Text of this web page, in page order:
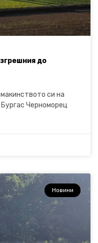
до
си на
Черноморец
Новини